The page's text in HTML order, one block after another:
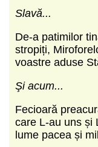
Slavă...
De-a patimilor
stropiți,
voastre aduse
Şi acum...
Fecioară
care L-au uns și
lume pacea și